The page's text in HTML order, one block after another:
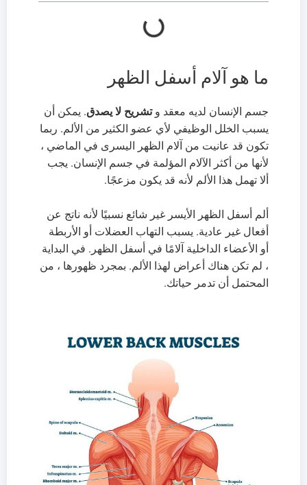
ما هو آلام أسفل الظهر
جسم الإنسان لديه معقد وتشريح لا يصدق. يمكن أن
يسبب الخلل الوظيفي لأي عضو الكثير من الألم. ربما
تكون قد عانيت من آلام الظهر اليسرى في الماضي ،
لأنها من أكثر الآلام المؤلمة في جسم الإنسان. يجب
ألا تهمل هذا الألم لأنه قد يكون مزعجًا.
ألم أسفل الظهر الأيسر غير شائع نسبيًا لأنه ناتج عن
أفعال غير عادية. يسبب التهاب العضلات أو الأربطة
أو الأعضاء الداخلية آلامًا في أسفل الظهر. في البداية
، لم تكن هناك أعراض لهذا الألم. بمجرد ظهورها ، من
المحتمل أن تدمر حياتك.